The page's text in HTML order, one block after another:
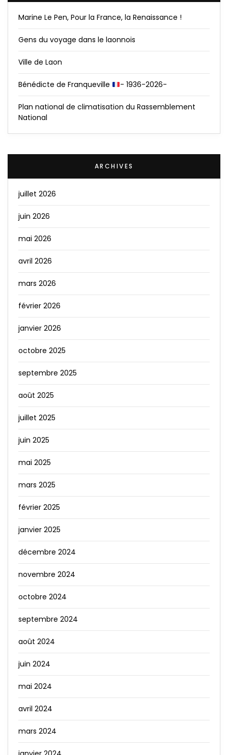
Marine Le Pen, Pour la France, la Renaissance !
Gens du voyage dans le laonnois
Ville de Laon
Bénédicte de Franqueville - 1936-2026-
Plan national de climatisation du Rassemblement
National
ARCHIVES
juillet 2026
juin 2026
mai 2026
avril 2026
mars 2026
février 2026
janvier 2026
octobre 2025
septembre 2025
août 2025
juillet 2025
juin 2025
mai 2025
mars 2025
février 2025
janvier 2025
décembre 2024
novembre 2024
octobre 2024
septembre 2024
août 2024
juin 2024
mai 2024
avril 2024
mars 2024